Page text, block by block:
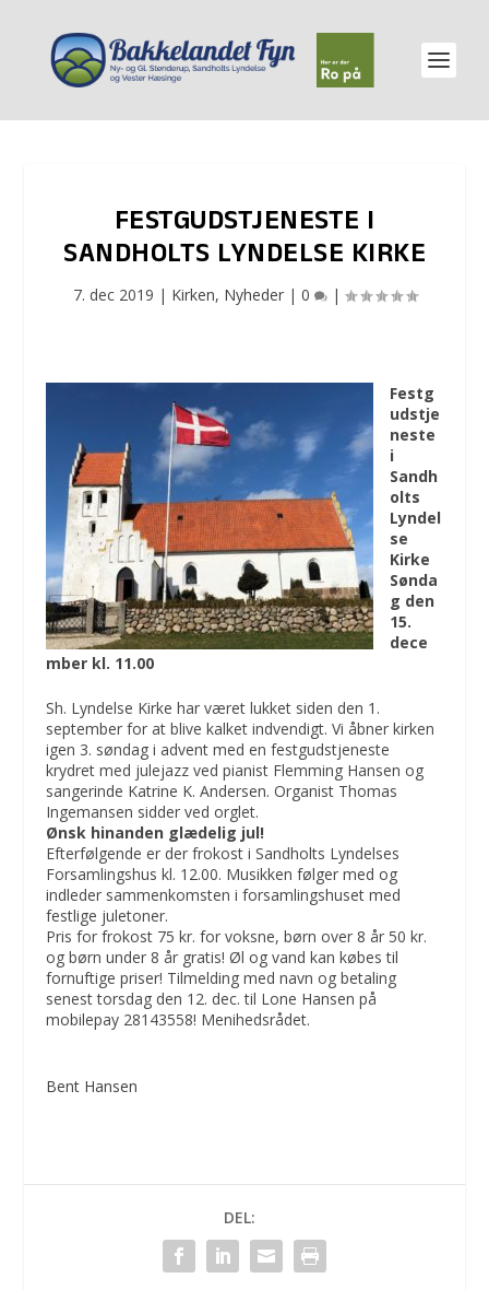
FESTGUDSTJENESTE I
SANDHOLTS LYNDELSE KIRKE
7. dec 2019 | Kirken, Nyheder| 0 |
Festg
udstje
neste
i
Sandh
olts
Lyndel
se
Kirke
Sønda
g den
15.
dece
mber kl. 11.00
Sh. Lyndelse Kirke har været lukket siden den 1.
september for at blive kalket indvendigt. Vi åbner kirken
igen 3. søndag i advent med en festgudstjeneste
krydret med julejazz ved pianist Flemming Hansen og
sangerinde Katrine K. Andersen. Organist Thomas
Ingemansen sidder ved orglet.
Ønsk hinanden glædelig jul!
Efterfølgende er der frokost i Sandholts Lyndelses
Forsamlingshus kl. 12.00. Musikken følger med og
indleder sammenkomsten i forsamlingshuset med
festlige juletoner.
Pris for frokost 75 kr. for voksne, børn over 8 år 50 kr.
og børn under 8 år gratis! Øl og vand kan købes til
fornuftige priser! Tilmelding med navn og betaling
senest torsdag den 12. dec. til Lone Hansen på
mobilepay 28143558! Menihedsrådet.
Bent Hansen
DEL: